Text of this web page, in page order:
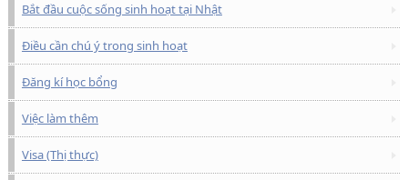
Bắt đầu cuộc sống sinh hoạt tại Nhật
Điều cần chú ý trong sinh hoạt
Đăng kí học bổng
Việc làm thêm
Visa (Thị thực)